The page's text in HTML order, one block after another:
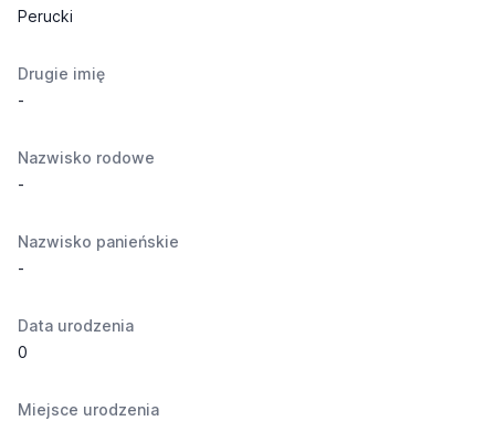
Perucki
Drugie imię
-
Nazwisko rodowe
-
Nazwisko panieńskie
-
Data urodzenia
0
Miejsce urodzenia